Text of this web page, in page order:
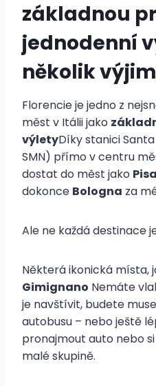
základnou
jednodenní
několik
Florencie je jedno z
měst v Itálii jako
výletyDíky stanici
SMN) přímo v centru
dostat do měst jako Pisa
dokonce Bologna za
Ale ne každá destinace
Některá ikonická místa,
Gimignano Nemáte
je navštívit, budete
autobusu – nebo ještě
pronajmout auto nebo
malé skupině.